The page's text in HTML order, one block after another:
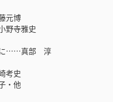
元博
野寺雅史
に……真部 淳
考史
・他